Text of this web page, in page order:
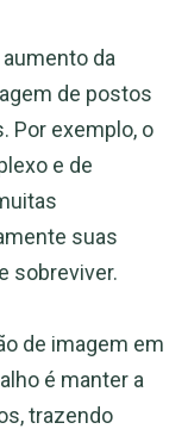
da
de postos
Por exemplo, o
e de
suas
sobreviver.
de imagem em
é manter a
trazendo